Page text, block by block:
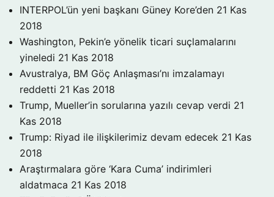
INTERPOL’ün yeni başkanı Güney Kore’den 21 Kas
2018
Washington, Pekin’e yönelik ticari suçlamalarını
yineledi 21 Kas 2018
Avustralya, BM Göç Anlaşması’nı imzalamayı
reddetti 21 Kas 2018
Trump, Mueller’in sorularına yazılı cevap verdi 21
Kas 2018
Trump: Riyad ile ilişkilerimiz devam edecek 21 Kas
2018
Araştırmalara göre ‘Kara Cuma’ indirimleri
aldatmaca 21 Kas 2018